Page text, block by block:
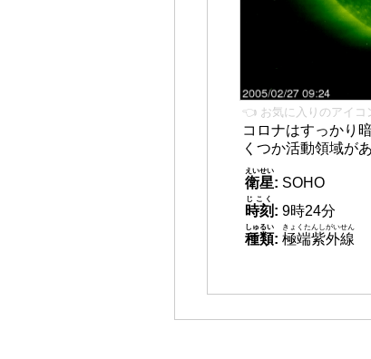
👈 お気に入りのアイコ
コロナはすっかり
くつか活動領域が
衛星
えいせい
: SOHO
時刻
じこく
: 9時24分
種類
しゅるい
: 極端紫外線
きょくたんしがいせん